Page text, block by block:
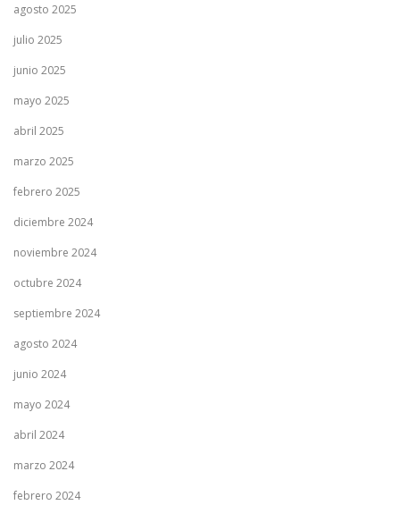
agosto 2025
julio 2025
junio 2025
mayo 2025
abril 2025
marzo 2025
febrero 2025
diciembre 2024
noviembre 2024
octubre 2024
septiembre 2024
agosto 2024
junio 2024
mayo 2024
abril 2024
marzo 2024
febrero 2024